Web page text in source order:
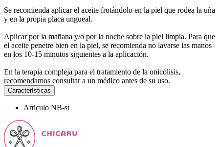
Se recomienda aplicar el aceite frotándolo en la piel que rodea la uña
y en la propia placa ungueal.
Aplicar por la mañana y/o por la noche sobre la piel limpia. Para que
el aceite penetre bien en la piel, se recomienda no lavarse las manos
en los 10-15 minutos siguientes a la aplicación.
En la terapia compleja para el tratamiento de la onicólisis,
recomendamos consultar a un médico antes de su uso.
Características
Articulo NB-st